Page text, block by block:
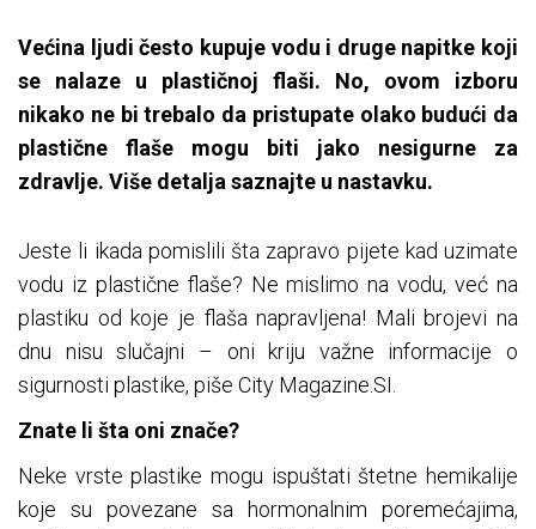
Većina ljudi često kupuje vodu i druge napitke koji
se nalaze u plastičnoj flaši. No, ovom izboru
nikako ne bi trebalo da pristupate olako budući da
plastične flaše mogu biti jako nesigurne za
zdravlje. Više detalja saznajte u nastavku.
Jeste li ikada pomislili šta zapravo pijete kad uzimate
vodu iz plastične flaše? Ne mislimo na vodu, već na
plastiku od koje je flaša napravljena! Mali brojevi na
dnu nisu slučajni – oni kriju važne informacije o
sigurnosti plastike, piše City Magazine.SI.
Znate li šta oni znače?
Neke vrste plastike mogu ispuštati štetne hemikalije
koje su povezane sa hormonalnim poremećajima,